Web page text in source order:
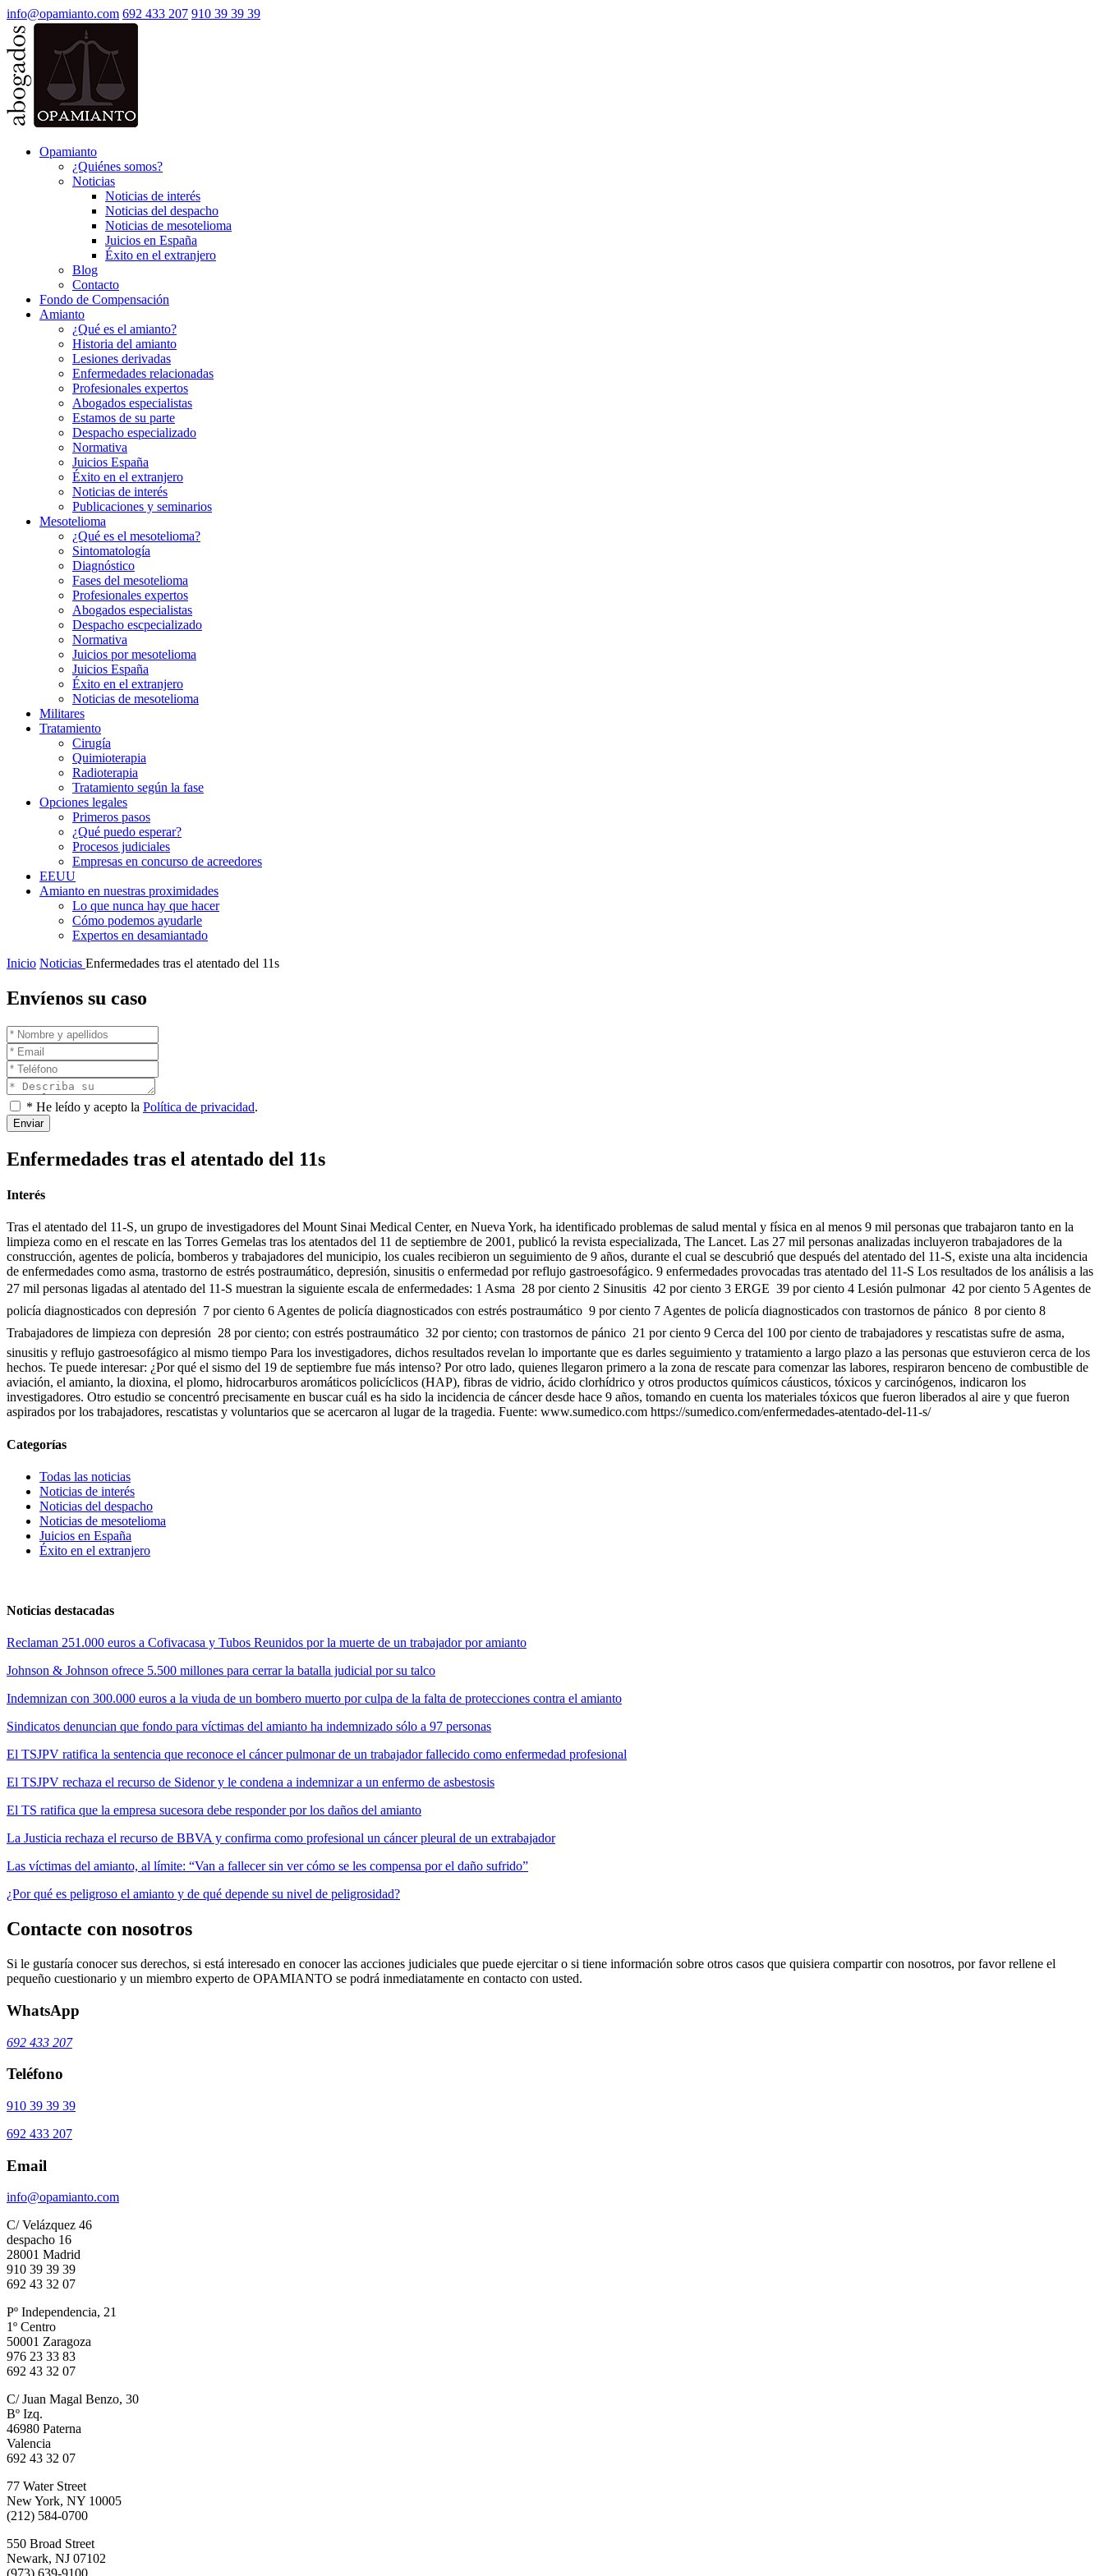
info@opamianto.com 692 433 207 910 39 39 39
Opamianto
¿Quiénes somos?
Noticias
Noticias de interés
Noticias del despacho
Noticias de mesotelioma
Juicios en España
Éxito en el extranjero
Blog
Contacto
Fondo de Compensación
Amianto
¿Qué es el amianto?
Historia del amianto
Lesiones derivadas
Enfermedades relacionadas
Profesionales expertos
Abogados especialistas
Estamos de su parte
Despacho especializado
Normativa
Juicios España
Éxito en el extranjero
Noticias de interés
Publicaciones y seminarios
Mesotelioma
¿Qué es el mesotelioma?
Sintomatología
Diagnóstico
Fases del mesotelioma
Profesionales expertos
Abogados especialistas
Despacho escpecializado
Normativa
Juicios por mesotelioma
Juicios España
Éxito en el extranjero
Noticias de mesotelioma
Militares
Tratamiento
Cirugía
Quimioterapia
Radioterapia
Tratamiento según la fase
Opciones legales
Primeros pasos
¿Qué puedo esperar?
Procesos judiciales
Empresas en concurso de acreedores
EEUU
Amianto en nuestras proximidades
Lo que nunca hay que hacer
Cómo podemos ayudarle
Expertos en desamiantado
Inicio Noticias Enfermedades tras el atentado del 11s
Envíenos su caso
* He leído y acepto la Política de privacidad.
Enviar
Enfermedades tras el atentado del 11s
Interés
Tras el atentado del 11-S, un grupo de investigadores del Mount Sinai Medical Center, en Nueva York, ha identificado problemas de salud mental y física en al menos 9 mil personas que trabajaron tanto en la
limpieza como en el rescate en las Torres Gemelas tras los atentados del 11 de septiembre de 2001, publicó la revista especializada, The Lancet. Las 27 mil personas analizadas incluyeron trabajadores de la
construcción, agentes de policía, bomberos y trabajadores del municipio, los cuales recibieron un seguimiento de 9 años, durante el cual se descubrió que después del atentado del 11-S, existe una alta incidencia
de enfermedades como asma, trastorno de estrés postraumático, depresión, sinusitis o enfermedad por reflujo gastroesofágico. 9 enfermedades provocadas tras atentado del 11-S Los resultados de los análisis a las
27 mil personas ligadas al atentado del 11-S muestran la siguiente escala de enfermedades: 1 Asma  28 por ciento 2 Sinusitis  42 por ciento 3 ERGE  39 por ciento 4 Lesión pulmonar  42 por ciento 5 Agentes de
policía diagnosticados con depresión  7 por ciento 6 Agentes de policía diagnosticados con estrés postraumático  9 por ciento 7 Agentes de policía diagnosticados con trastornos de pánico  8 por ciento 8
Trabajadores de limpieza con depresión  28 por ciento; con estrés postraumático  32 por ciento; con trastornos de pánico  21 por ciento 9 Cerca del 100 por ciento de trabajadores y rescatistas sufre de asma,
sinusitis y reflujo gastroesofágico al mismo tiempo Para los investigadores, dichos resultados revelan lo importante que es darles seguimiento y tratamiento a largo plazo a las personas que estuvieron cerca de los
hechos. Te puede interesar: ¿Por qué el sismo del 19 de septiembre fue más intenso? Por otro lado, quienes llegaron primero a la zona de rescate para comenzar las labores, respiraron benceno de combustible de
aviación, el amianto, la dioxina, el plomo, hidrocarburos aromáticos policíclicos (HAP), fibras de vidrio, ácido clorhídrico y otros productos químicos cáusticos, tóxicos y carcinógenos, indicaron los
investigadores. Otro estudio se concentró precisamente en buscar cuál es ha sido la incidencia de cáncer desde hace 9 años, tomando en cuenta los materiales tóxicos que fueron liberados al aire y que fueron
aspirados por los trabajadores, rescatistas y voluntarios que se acercaron al lugar de la tragedia. Fuente: www.sumedico.com https://sumedico.com/enfermedades-atentado-del-11-s/
Categorías
Todas las noticias
Noticias de interés
Noticias del despacho
Noticias de mesotelioma
Juicios en España
Éxito en el extranjero
Noticias destacadas
Reclaman 251.000 euros a Cofivacasa y Tubos Reunidos por la muerte de un trabajador por amianto
Johnson & Johnson ofrece 5.500 millones para cerrar la batalla judicial por su talco
Indemnizan con 300.000 euros a la viuda de un bombero muerto por culpa de la falta de protecciones contra el amianto
Sindicatos denuncian que fondo para víctimas del amianto ha indemnizado sólo a 97 personas
El TSJPV ratifica la sentencia que reconoce el cáncer pulmonar de un trabajador fallecido como enfermedad profesional
El TSJPV rechaza el recurso de Sidenor y le condena a indemnizar a un enfermo de asbestosis
El TS ratifica que la empresa sucesora debe responder por los daños del amianto
La Justicia rechaza el recurso de BBVA y confirma como profesional un cáncer pleural de un extrabajador
Las víctimas del amianto, al límite: “Van a fallecer sin ver cómo se les compensa por el daño sufrido”
¿Por qué es peligroso el amianto y de qué depende su nivel de peligrosidad?
Contacte con nosotros
Si le gustaría conocer sus derechos, si está interesado en conocer las acciones judiciales que puede ejercitar o si tiene información sobre otros casos que quisiera compartir con nosotros, por favor rellene el
pequeño cuestionario y un miembro experto de OPAMIANTO se podrá inmediatamente en contacto con usted.
WhatsApp
692 433 207
Teléfono
910 39 39 39
692 433 207
Email
info@opamianto.com
C/ Velázquez 46
despacho 16
28001 Madrid
910 39 39 39
692 43 32 07
Pº Independencia, 21
1º Centro
50001 Zaragoza
976 23 33 83
692 43 32 07
C/ Juan Magal Benzo, 30
Bº Izq.
46980 Paterna
Valencia
692 43 32 07
77 Water Street
New York, NY 10005
(212) 584-0700
550 Broad Street
Newark, NJ 07102